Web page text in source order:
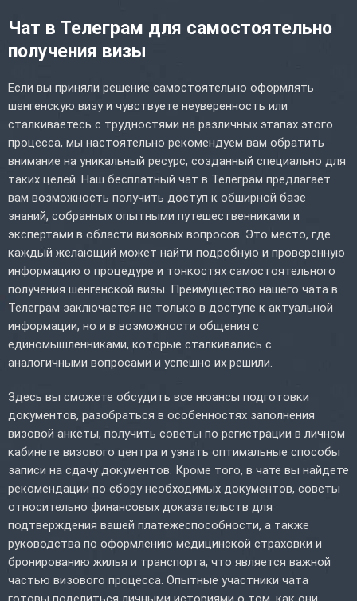
Чат в Телеграм для самостоятельно
получения визы
Если вы приняли решение самостоятельно оформлять
шенгенскую визу и чувствуете неуверенность или
сталкиваетесь с трудностями на различных этапах этого
процесса, мы настоятельно рекомендуем вам обратить
внимание на уникальный ресурс, созданный специально для
таких целей. Наш бесплатный чат в Телеграм предлагает
вам возможность получить доступ к обширной базе
знаний, собранных опытными путешественниками и
экспертами в области визовых вопросов. Это место, где
каждый желающий может найти подробную и проверенную
информацию о процедуре и тонкостях самостоятельного
получения шенгенской визы. Преимущество нашего чата в
Телеграм заключается не только в доступе к актуальной
информации, но и в возможности общения с
единомышленниками, которые сталкивались с
аналогичными вопросами и успешно их решили.
Здесь вы сможете обсудить все нюансы подготовки
документов, разобраться в особенностях заполнения
визовой анкеты, получить советы по регистрации в личном
кабинете визового центра и узнать оптимальные способы
записи на сдачу документов. Кроме того, в чате вы найдете
рекомендации по сбору необходимых документов, советы
относительно финансовых доказательств для
подтверждения вашей платежеспособности, а также
руководства по оформлению медицинской страховки и
бронированию жилья и транспорта, что является важной
частью визового процесса. Опытные участники чата